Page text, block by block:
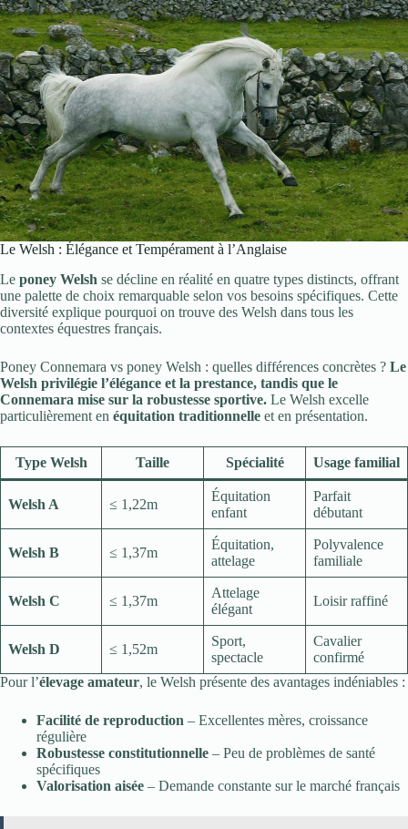
Le Welsh : Élégance et Tempérament à l’Anglaise
Le poney Welsh se décline en réalité en quatre types distincts, offrant
une palette de choix remarquable selon vos besoins spécifiques. Cette
diversité explique pourquoi on trouve des Welsh dans tous les
contextes équestres français.
Poney Connemara vs poney Welsh : quelles différences concrètes ? Le
Welsh privilégie l’élégance et la prestance, tandis que le
Connemara mise sur la robustesse sportive. Le Welsh excelle
particulièrement en équitation traditionnelle et en présentation.
Type Welsh Taille Spécialité Usage familial
Welsh A ≤ 1,22m
Équitation
enfant
Parfait
débutant
Welsh B ≤ 1,37m
Équitation,
attelage
Polyvalence
familiale
Welsh C ≤ 1,37m
Attelage
élégant
Loisir raffiné
Welsh D ≤ 1,52m
Sport,
spectacle
Cavalier
confirmé
Pour l’élevage amateur, le Welsh présente des avantages indéniables :
Facilité de reproduction – Excellentes mères, croissance
régulière
Robustesse constitutionnelle – Peu de problèmes de santé
spécifiques
Valorisation aisée – Demande constante sur le marché français